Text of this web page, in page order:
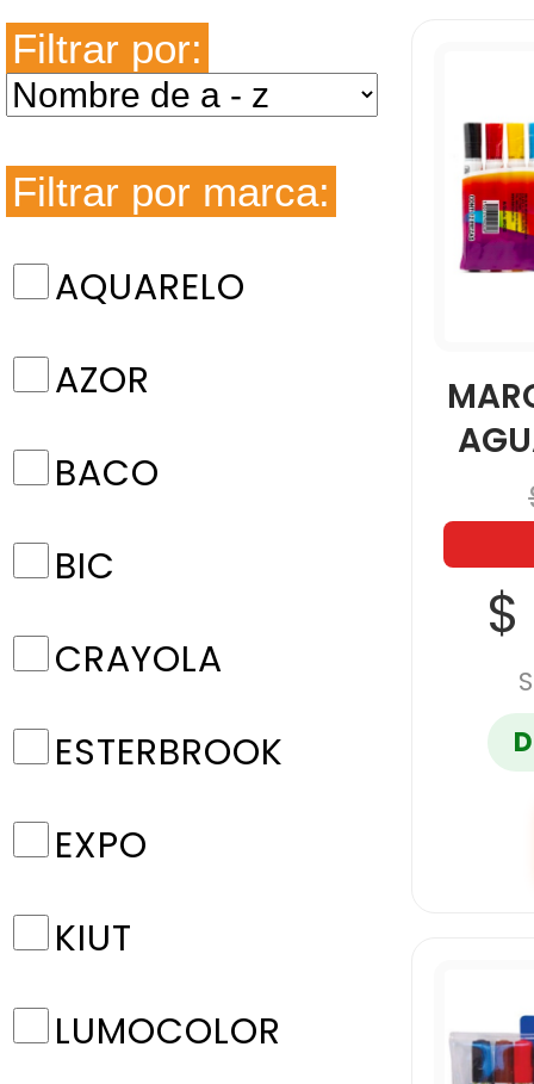
Filtrar por:
Filtrar por marca:
AQUARELO
AZOR
BACO
BIC
CRAYOLA
ESTERBROOK
EXPO
KIUT
LUMOCOLOR
$